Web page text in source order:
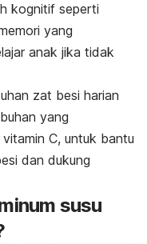
kognitif seperti
yang
anak jika tidak
zat besi harian
yang
C, untuk bantu
dan dukung
susu